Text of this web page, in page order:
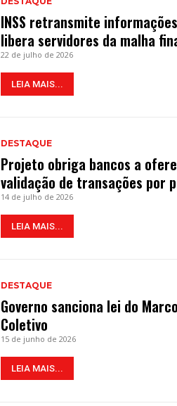
INSS retransmite
libera servidores da malha
22 de julho de 2026
LEIA MAIS...
DESTAQUE
Projeto obriga bancos a
validação de transações por
14 de julho de 2026
LEIA MAIS...
DESTAQUE
Governo sanciona lei do
Coletivo
15 de junho de 2026
LEIA MAIS...